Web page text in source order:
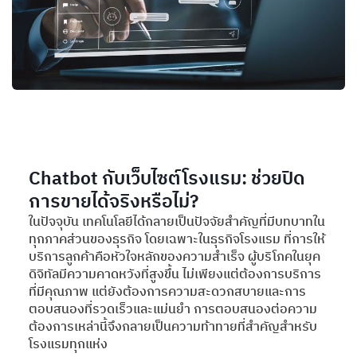
Chatbot กับเว็บไซต์โรงแรม: ช่วยปิด
การขายได้จริงหรือไม่?
ในปัจจุบัน เทคโนโลยีได้กลายเป็นปัจจัยสำคัญที่มีบทบาทใน
ทุกภาคส่วนของธุรกิจ โดยเฉพาะในธุรกิจโรงแรม ที่การให้
บริการลูกค้าคือหัวใจหลักของความสำเร็จ ผู้บริโภคในยุค
ดิจิทัลมีความคาดหวังที่สูงขึ้น ไม่เพียงแต่ต้องการบริการ
ที่มีคุณภาพ แต่ยังต้องการความสะดวกสบายและการ
ตอบสนองที่รวดเร็วและแม่นยำ การตอบสนองต่อความ
ต้องการเหล่านี้จึงกลายเป็นความท้าทายที่สำคัญสำหรับ
โรงแรมทุกแห่ง